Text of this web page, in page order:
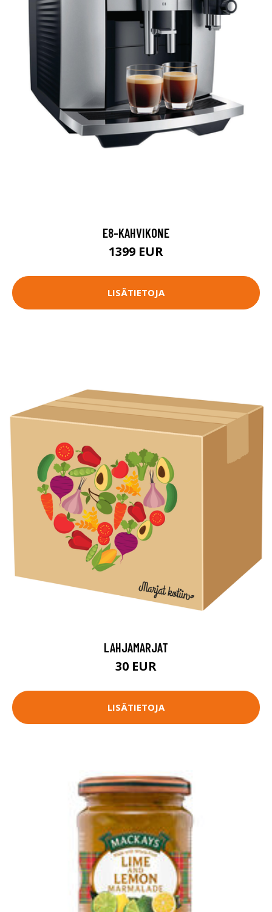
E8-KAHVIKONE
1399 EUR
LISÄTIETOJA
LAHJAMARJAT
30 EUR
LISÄTIETOJA